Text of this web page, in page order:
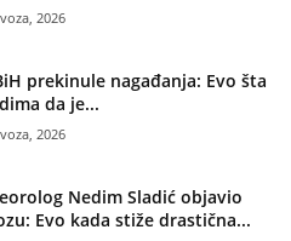
2026
prekinule nagađanja: Evo šta
da je...
2026
Nedim Sladić objavio
Evo kada stiže drastična...